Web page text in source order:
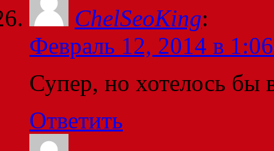
ChelSeoKing:
Февраль 12, 2014 в
Супер, но хотелось бы
Ответить